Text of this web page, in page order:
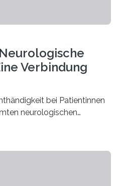
Verbindung
bei Patientinnen
neurologischen
eine oft berichtete